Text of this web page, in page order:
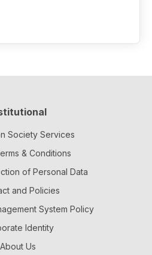
sağlayan Rewşan, sahne
Türkiye ve Avrupa’da
Society Services
& Conditions
of Personal Data
and Policies
System Policy
Identity
About Us